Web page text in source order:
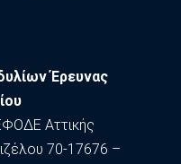
Έρευνας
Αττικής
70-17676 –